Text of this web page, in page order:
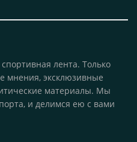
лента. Только
мнения, эксклюзивные
материалы. Мы
и делимся ею с вами